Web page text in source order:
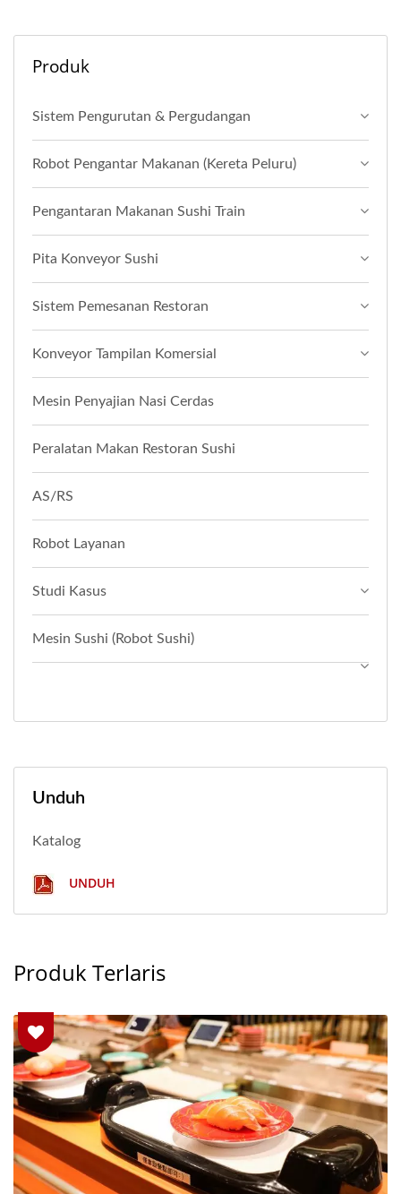
Produk
Sistem Pengurutan & Pergudangan
Robot Pengantar Makanan (Kereta Peluru)
Pengantaran Makanan Sushi Train
Pita Konveyor Sushi
Sistem Pemesanan Restoran
Konveyor Tampilan Komersial
Mesin Penyajian Nasi Cerdas
Peralatan Makan Restoran Sushi
AS/RS
Robot Layanan
Studi Kasus
Mesin Sushi (Robot Sushi)
Unduh
Katalog
UNDUH
Produk Terlaris